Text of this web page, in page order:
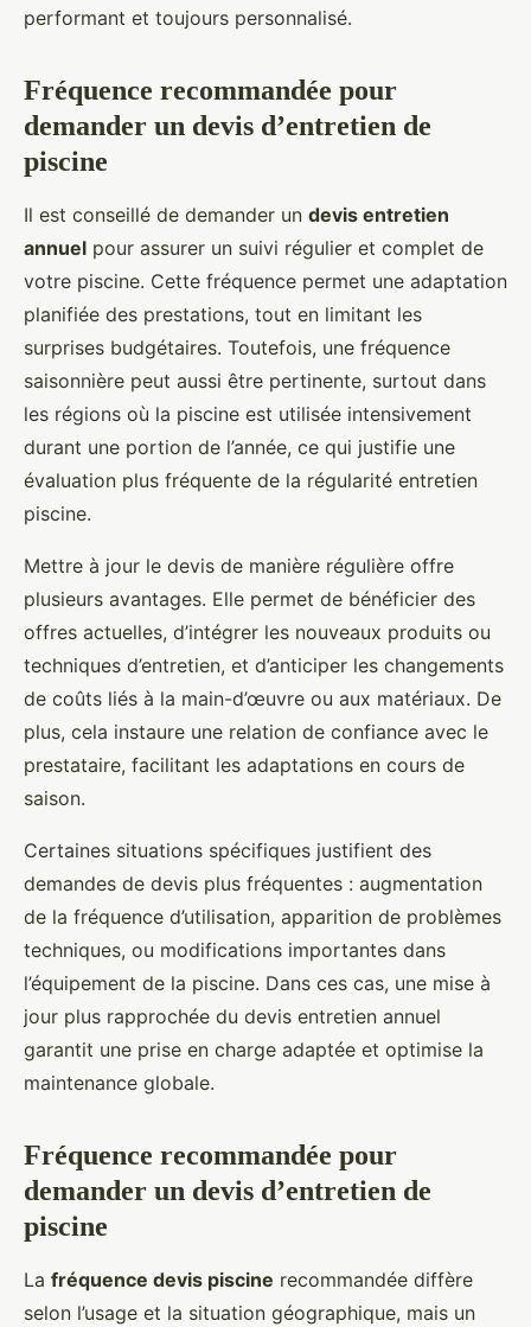
performant et toujours personnalisé.
Fréquence recommandée pour
demander un devis d’entretien de
piscine
Il est conseillé de demander un devis entretien
annuel pour assurer un suivi régulier et complet de
votre piscine. Cette fréquence permet une adaptation
planifiée des prestations, tout en limitant les
surprises budgétaires. Toutefois, une fréquence
saisonnière peut aussi être pertinente, surtout dans
les régions où la piscine est utilisée intensivement
durant une portion de l’année, ce qui justifie une
évaluation plus fréquente de la régularité entretien
piscine.
Mettre à jour le devis de manière régulière offre
plusieurs avantages. Elle permet de bénéficier des
offres actuelles, d’intégrer les nouveaux produits ou
techniques d’entretien, et d’anticiper les changements
de coûts liés à la main-d’œuvre ou aux matériaux. De
plus, cela instaure une relation de confiance avec le
prestataire, facilitant les adaptations en cours de
saison.
Certaines situations spécifiques justifient des
demandes de devis plus fréquentes : augmentation
de la fréquence d’utilisation, apparition de problèmes
techniques, ou modifications importantes dans
l’équipement de la piscine. Dans ces cas, une mise à
jour plus rapprochée du devis entretien annuel
garantit une prise en charge adaptée et optimise la
maintenance globale.
Fréquence recommandée pour
demander un devis d’entretien de
piscine
La fréquence devis piscine recommandée diffère
selon l’usage et la situation géographique, mais un